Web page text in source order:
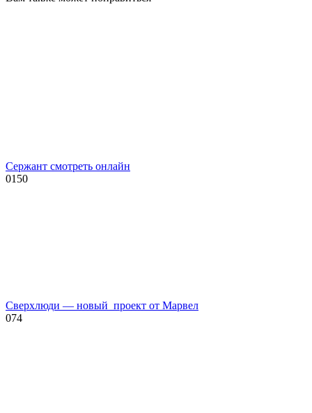
Сержант смотреть онлайн
0150
Сверхлюди — новый проект от Марвел
074